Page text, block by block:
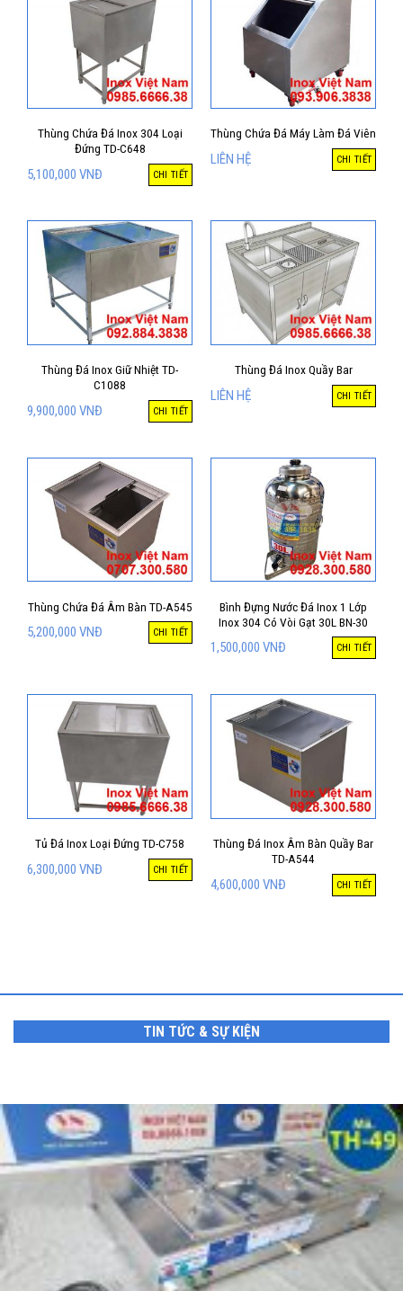
Thùng Chứa Đá Inox 304 Loại
Đứng TD-C648
5,100,000 VNĐ CHI TIẾT
Thùng Chứa Đá Máy Làm Đá Viên
LIÊN HỆ CHI TIẾT
Thùng Đá Inox Giữ Nhiệt TD-
C1088
9,900,000 VNĐ CHI TIẾT
Thùng Đá Inox Quầy Bar
LIÊN HỆ CHI TIẾT
Thùng Chứa Đá Âm Bàn TD-A545
5,200,000 VNĐ CHI TIẾT
Bình Đựng Nước Đá Inox 1 Lớp
Inox 304 Có Vòi Gạt 30L BN-30
1,500,000 VNĐ CHI TIẾT
Tủ Đá Inox Loại Đứng TD-C758
6,300,000 VNĐ CHI TIẾT
Thùng Đá Inox Âm Bàn Quầy Bar
TD-A544
4,600,000 VNĐ CHI TIẾT
TIN TỨC & SỰ KIỆN